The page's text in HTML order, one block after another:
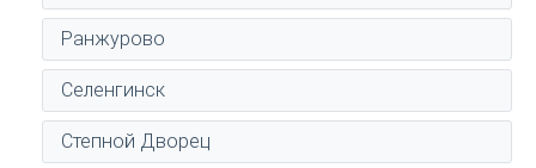
Ранжурово
Селенгинск
Степной Дворец